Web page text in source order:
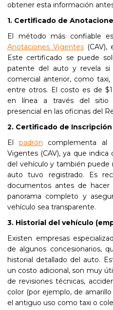
obtener esta información
1. Certificado de
El método más confiable
Anotaciones Vigentes(CAV),
Este certificado se puede
patente del auto y revela
comercial anterior, como
entre otros. El costo es de
en línea a través del
presencial en las oficinas del
2. Certificado de Inscripción
El padrón complementa al
Vigentes (CAV), ya que
del vehículo y también
auto tuvo registrado. Es
documentos antes de
panorama completo y
vehículo sea transparente.
3. Historial del vehículo
Existen empresas
de algunos concesionarios,
historial detallado del auto.
un costo adicional, son muy
de revisiones técnicas,
color (por ejemplo, de
el antiguo uso como taxi o